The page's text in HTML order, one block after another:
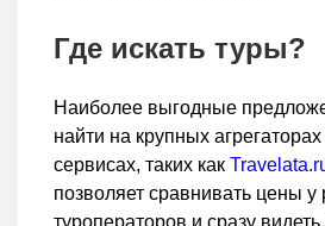
Где искать туры?
Наиболее выгодные
найти на крупных
сервисах, таких как
позволяет сравнивать цены у
туроператоров и сразу